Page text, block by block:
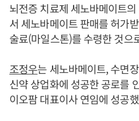
뇌전증 치료제 세노바메이트
서 세노바메이트 판매를 허가
술료(마일스톤)를 수령한 것으
조정우는 세노바메이트, 수면
신약 상업화에 성공한 공로를
이오팜 대표이사 연임에 성공